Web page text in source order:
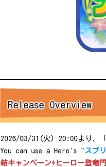
Release Overview
2026/03/31(火) 20:00より、「
You can use a Hero's " スプ
結キャンペーン+ヒーロー登竜